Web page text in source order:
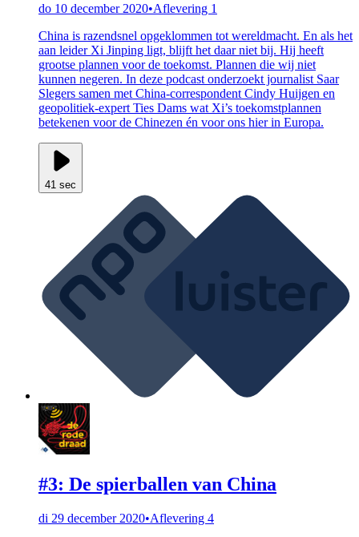
do 10 december 2020•Aflevering 1
China is razendsnel opgeklommen tot wereldmacht. En als het
aan leider Xi Jinping ligt, blijft het daar niet bij. Hij heeft
grootse plannen voor de toekomst. Plannen die wij niet
kunnen negeren. In deze podcast onderzoekt journalist Saar
Slegers samen met China-correspondent Cindy Huijgen en
geopolitiek-expert Ties Dams wat Xi’s toekomstplannen
betekenen voor de Chinezen én voor ons hier in Europa.
41 sec
#3: De spierballen van China
di 29 december 2020•Aflevering 4